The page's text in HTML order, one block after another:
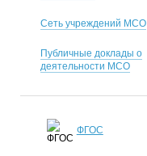
Сеть учреждений МСО
Публичные доклады о
деятельности МСО
ФГОС